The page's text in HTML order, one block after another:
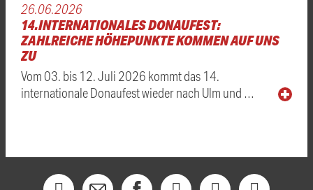
26.06.2026
14.INTERNATIONALES DONAUFEST:
ZAHLREICHE HÖHEPUNKTE KOMMEN AUF UNS
ZU
Vom 03. bis 12. Juli 2026 kommt das 14.
internationale Donaufest wieder nach Ulm und …